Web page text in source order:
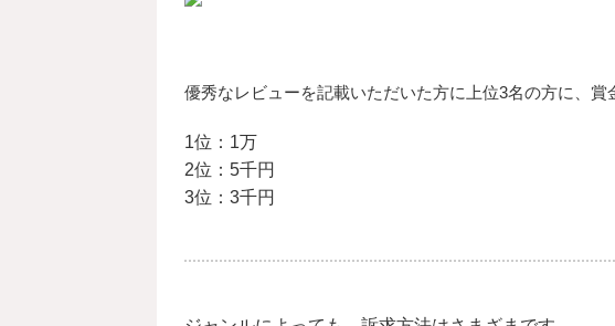
優秀なレビューを記載いただいた方に上位3名の方に、賞
1位：1万
2位：5千円
3位：3千円